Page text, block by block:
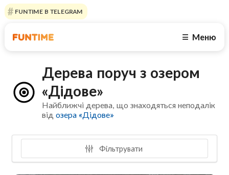
FUNTIME В TELEGRAM
☰ Меню
Дерева поруч з озером
«Дідове»
Найближчі дерева, що знаходяться неподалік
відозера «Дідове»
Фільтрувати